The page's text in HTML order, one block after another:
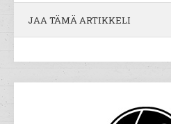
JAA TÄMÄ ARTIKKELI